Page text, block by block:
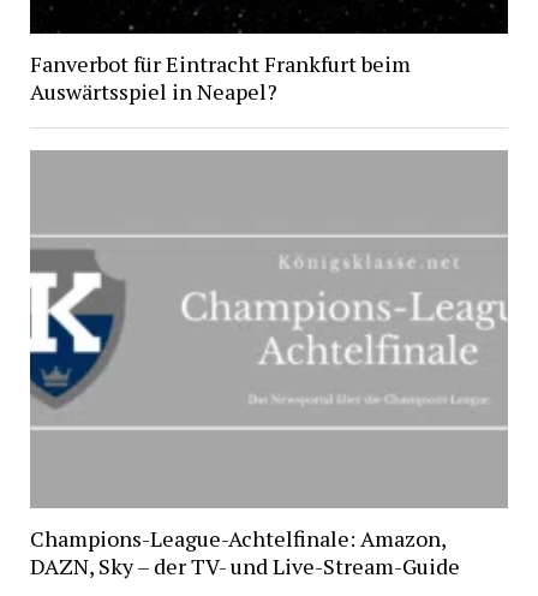
Fanverbot für Eintracht Frankfurt beim
Auswärtsspiel in Neapel?
Champions-League-Achtelfinale: Amazon,
DAZN, Sky – der TV- und Live-Stream-Guide